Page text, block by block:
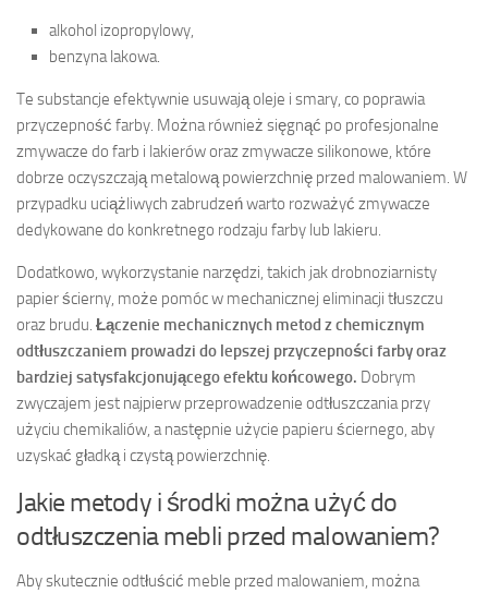
alkohol izopropylowy,
benzyna lakowa.
Te substancje efektywnie usuwają oleje i smary, co poprawia
przyczepność farby. Można również sięgnąć po profesjonalne
zmywacze do farb i lakierów oraz zmywacze silikonowe, które
dobrze oczyszczają metalową powierzchnię przed malowaniem. W
przypadku uciążliwych zabrudzeń warto rozważyć zmywacze
dedykowane do konkretnego rodzaju farby lub lakieru.
Dodatkowo, wykorzystanie narzędzi, takich jak drobnoziarnisty
papier ścierny, może pomóc w mechanicznej eliminacji tłuszczu
oraz brudu. Łączenie mechanicznych metod z chemicznym
odtłuszczaniem prowadzi do lepszej przyczepności farby oraz
bardziej satysfakcjonującego efektu końcowego. Dobrym
zwyczajem jest najpierw przeprowadzenie odtłuszczania przy
użyciu chemikaliów, a następnie użycie papieru ściernego, aby
uzyskać gładką i czystą powierzchnię.
Jakie metody i środki można użyć do
odtłuszczenia mebli przed malowaniem?
Aby skutecznie odtłuścić meble przed malowaniem, można